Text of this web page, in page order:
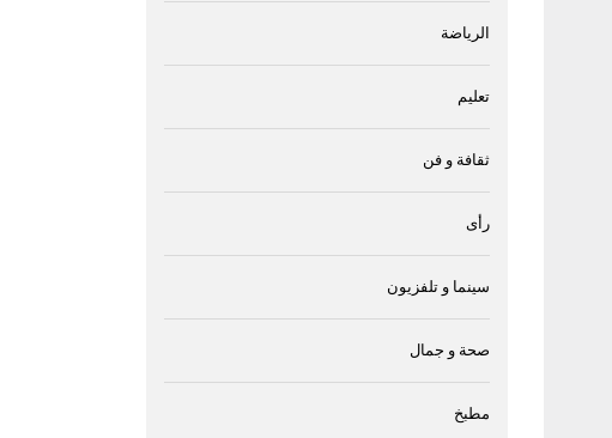
الرياضة
تعليم
ثقافة و فن
رأى
سينما و تلفزيون
صحة و جمال
مطبخ